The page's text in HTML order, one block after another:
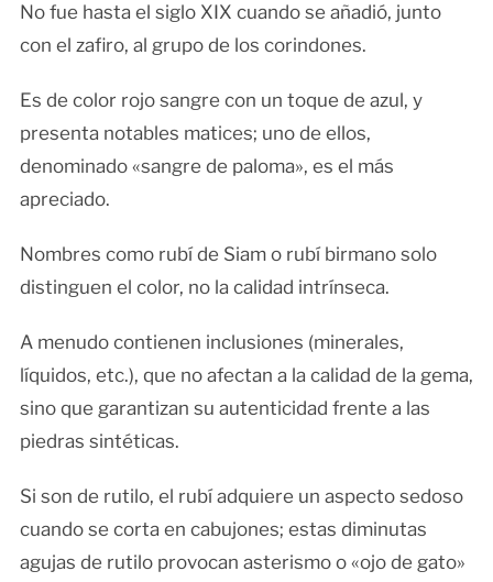
No fue hasta el siglo XIX cuando se añadió, junto
con el zafiro, al grupo de los corindones.
Es de color rojo sangre con un toque de azul, y
presenta notables matices; uno de ellos,
denominado «sangre de paloma», es el más
apreciado.
Nombres como rubí de Siam o rubí birmano solo
distinguen el color, no la calidad intrínseca.
A menudo contienen inclusiones (minerales,
líquidos, etc.), que no afectan a la calidad de la gema,
sino que garantizan su autenticidad frente a las
piedras sintéticas.
Si son de rutilo, el rubí adquiere un aspecto sedoso
cuando se corta en cabujones; estas diminutas
agujas de rutilo provocan asterismo o «ojo de gato»